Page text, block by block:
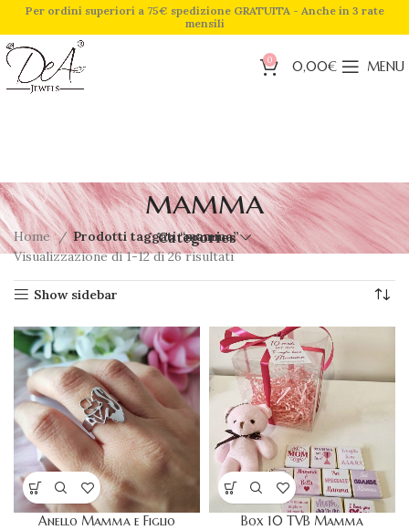
Per ordini superiori a 75€ spedizione GRATUITA - Anche in 3 rate
mensili
0 0,00€ MENU
mamma
Categories
Home
Prodotti taggati “mamma”
Visualizzazione di 1-12 di 26 risultati
Show sidebar
Anello Mamma e Figlio Box 10 TVB Mamma